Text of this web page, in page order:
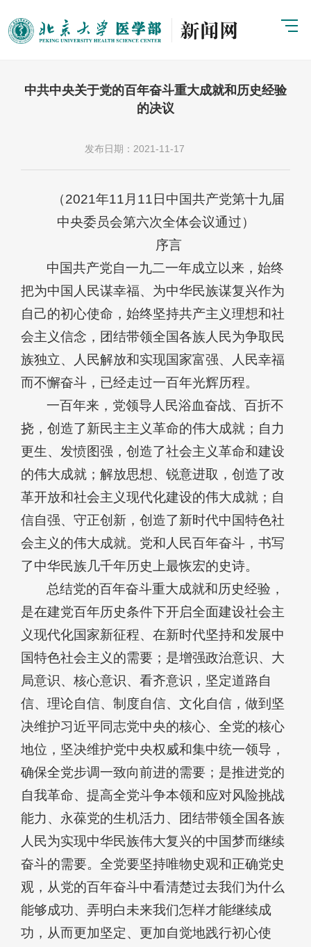
中共中央关于党的百年奋斗重大成就和历史经验
的决议
发布日期：2021-11-17
（2021年11月11日中国共产党第十九届
中央委员会第六次全体会议通过）
序言
中国共产党自一九二一年成立以来，始终
把为中国人民谋幸福、为中华民族谋复兴作为
自己的初心使命，始终坚持共产主义理想和社
会主义信念，团结带领全国各族人民为争取民
族独立、人民解放和实现国家富强、人民幸福
而不懈奋斗，已经走过一百年光辉历程。
一百年来，党领导人民浴血奋战、百折不
挠，创造了新民主主义革命的伟大成就；自力
更生、发愤图强，创造了社会主义革命和建设
的伟大成就；解放思想、锐意进取，创造了改
革开放和社会主义现代化建设的伟大成就；自
信自强、守正创新，创造了新时代中国特色社
会主义的伟大成就。党和人民百年奋斗，书写
了中华民族几千年历史上最恢宏的史诗。
总结党的百年奋斗重大成就和历史经验，
是在建党百年历史条件下开启全面建设社会主
义现代化国家新征程、在新时代坚持和发展中
国特色社会主义的需要；是增强政治意识、大
局意识、核心意识、看齐意识，坚定道路自
信、理论自信、制度自信、文化自信，做到坚
决维护习近平同志党中央的核心、全党的核心
地位，坚决维护党中央权威和集中统一领导，
确保全党步调一致向前进的需要；是推进党的
自我革命、提高全党斗争本领和应对风险挑战
能力、永葆党的生机活力、团结带领全国各族
人民为实现中华民族伟大复兴的中国梦而继续
奋斗的需要。全党要坚持唯物史观和正确党史
观，从党的百年奋斗中看清楚过去我们为什么
能够成功、弄明白未来我们怎样才能继续成
功，从而更加坚定、更加自觉地践行初心使